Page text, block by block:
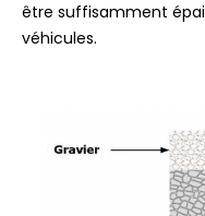
être suffisamment
véhicules.